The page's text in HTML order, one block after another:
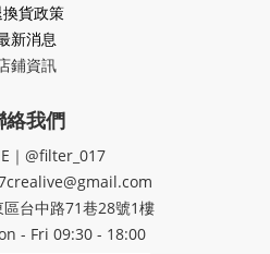
貨政策
新消息
鋪資訊
絡我們
｜@filter_017
台中路71巷28號1樓
- Fri 09:30 - 18:00